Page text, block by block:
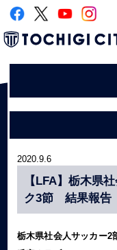
2020.9.6
【LFA】栃木県
ク3節 結果報告
栃木県社会人サッカ